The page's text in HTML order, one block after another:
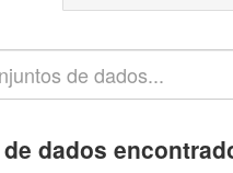
dados